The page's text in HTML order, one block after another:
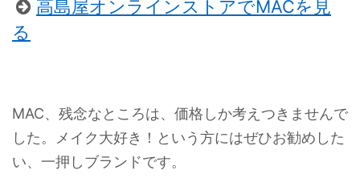
高島屋オンラインストアでMACを見
る
MAC、残念なところは、価格しか考えつきませんで
した。メイク大好き！という方にはぜひお勧めした
い、一押しブランドです。